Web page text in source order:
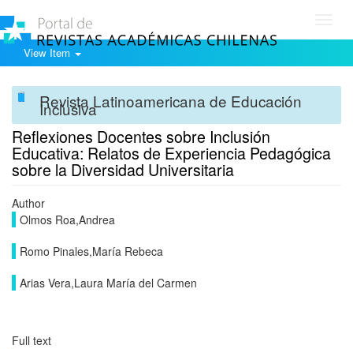
View Item
Revista Latinoamericana de Educación
Inclusiva
Reflexiones Docentes sobre Inclusión
Educativa: Relatos de Experiencia Pedagógica
sobre la Diversidad Universitaria
Author
Olmos Roa,Andrea
Romo Pinales,María Rebeca
Arias Vera,Laura María del Carmen
Full text